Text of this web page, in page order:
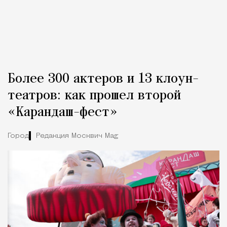
Более 300 актеров и 13 клоун-
театров: как прошел второй
«Карандаш-фест»
Город Редакция Москвич Mag